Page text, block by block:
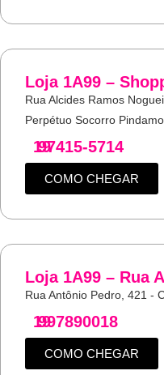
Loja 1A99 –
Rua Alcides Ramos
Perpétuo Socorro
19
97415-5714
COMO CHEGAR
Loja 1A99 – Rua
Rua Antônio Pedro, 421 -
19
997890018
COMO CHEGAR